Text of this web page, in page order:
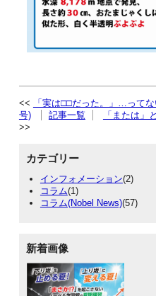
「実は□□だった。」…って
号)
記事一覧 「または」
カテゴリー
インフォメーション(2)
コラム(1)
コラム(Nobel News)(57)
新着画像